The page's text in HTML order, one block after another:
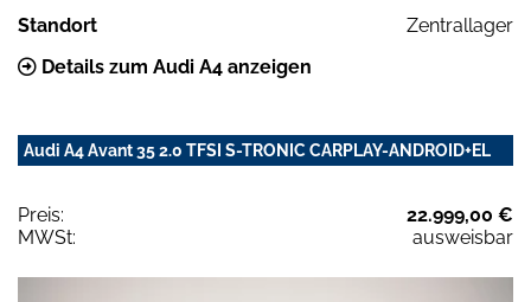
Standort
Zentrallager
Details zum Audi A4 anzeigen
Audi A4 Avant 35 2.0 TFSI S-TRONIC CARPLAY-ANDROID+EL
Preis:
22.999,00 €
MWSt:
ausweisbar